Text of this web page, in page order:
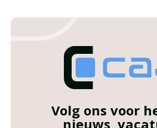
Volg ons voor
nieuws,